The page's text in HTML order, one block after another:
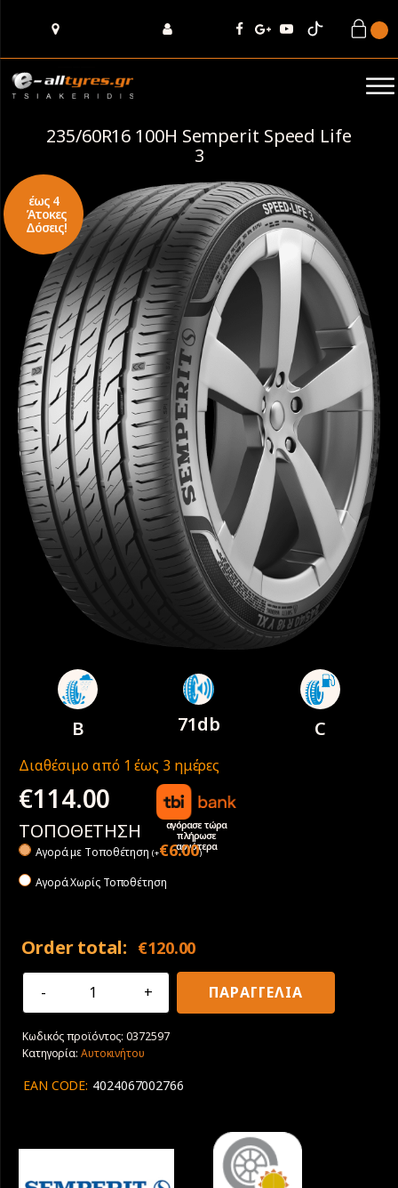
235/60R16 100H Semperit Speed Life
3
έως 4
Άτοκες
Δόσεις!
B 71db C
Διαθέσιμο από 1 έως 3 ημέρες
€114.00
αγόρασε τώρα
πλήρωσε
αργότερα
ΤΟΠΟΘΕΤΗΣΗ
Αγορά με Tοποθέτηση (+€6.00)
Αγορά Χωρίς Τοποθέτηση
Order total: €120.00
235/60R16
Speed
Life
ποσότητα
ΠΑΡΑΓΓΕΛΙΑ
Κωδικός προϊόντος:0372597
Κατηγορία: Αυτοκινήτου
EAN CODE: 4024067002766